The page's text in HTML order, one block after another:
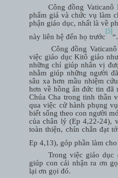
Công đồng
phẩm giá và chức vụ làm
phận giáo dục, nhất là về
này liên hệ đến họ trước
[5]
“.
Công đồng
việc giáo dục Kitô giáo
những chỉ giúp nhân vị
nhằm giúp những người
sâu xa hơn mầu nhiệm
hơn về hồng ân đức tin đã
Chúa Cha trong tinh thần
qua việc cử hành phụng
biết sống theo con người
của chân lý (Ep 4,22-24),
toàn thiện, chín chắn đạt
Ep 4,13), góp phần làm
Trong việc giáo
giúp con cái nhận ra ơn
lại ơn gọi đó.